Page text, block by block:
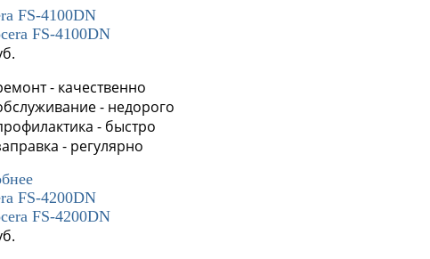
FS-4100DN
- качественно
- недорого
- быстро
- регулярно
FS-4200DN